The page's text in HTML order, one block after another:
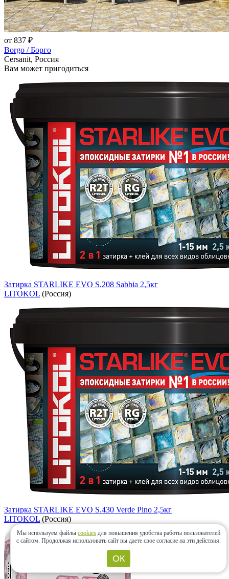
от 837 ₽
Borgo / Борго
Cersanit, Россия
Вам может пригодиться
Затирка STARLIKE EVO S.208 Sabbia 2,5кг
LITOKOL (Россия)
Затирка STARLIKE EVO S.430 Verde Pino 2,5кг
LITOKOL (Россия)
Мы используем файлы cookies для повышения удобства работы пользователей
с сайтом. Продолжая использовать сайт вы даете свое согласие на эти действия.
ОК